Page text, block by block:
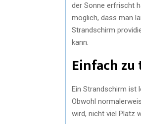
der Sonne erfrischt
möglich, dass man
Strandschirm
kann.
Einfach
Ein Strandschirm ist
Obwohl
wird, nicht viel Platz